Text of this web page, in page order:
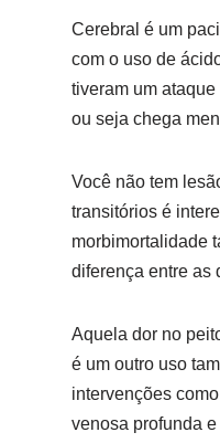
Cerebral é um
com o uso de
tiveram um
ou seja chega
Você não tem
transitórios é
morbimortalidade
diferença entre as
Aquela dor no
é um outro uso
intervenções
venosa profunda